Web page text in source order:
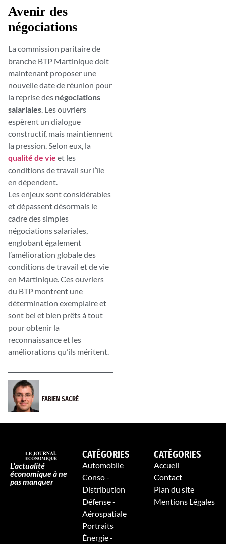
Avenir des
négociations
La commission paritaire de
branche BTP Martinique doit
maintenant proposer une
nouvelle date de réunion pour
la reprise des négociations
salariales. Les ouvriers
espèrent un dialogue
constructif, mais maintiennent
la pression. Selon eux, la
qualité de vie et les
conditions de travail sur l’île
en dépendent.
Les enjeux sont considérables
et dépassent désormais le
cadre des simples
négociations salariales,
englobant également
l’amélioration globale des
conditions de travail et de vie
en Martinique. Ces ouvriers
du BTP montrent une
détermination exemplaire et
sont bel et bien prêts à tout
pour obtenir la
reconnaissance et les
améliorations qu’ils méritent.
FABIEN SACRÉ
L'actualité
économique à ne
pas manquer
CATÉGORIES
Automobile
Conso -
Distribution
Défense -
Aérospatiale
Portraits
Énergie -
CATÉGORIES
Accueil
Contact
Plan du site
Mentions Légales